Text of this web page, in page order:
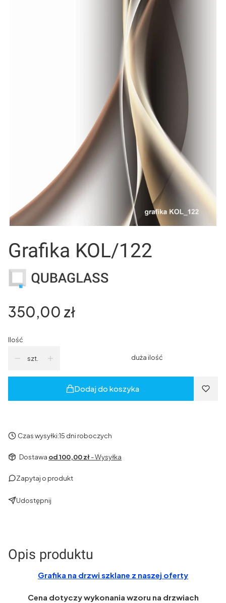
Grafika KOL/122
Cena
350,00 zł
Ilość
szt. duża ilość
Dodaj do koszyka
Czas wysyłki:15 dni roboczych
Dostawa od 100,00 zł- Wysyłka
Zapytaj o produkt
Udostępnij
Opis produktu
Grafika na drzwi szklane z naszej oferty
Cena dotyczy wykonania wzoru na drzwiach